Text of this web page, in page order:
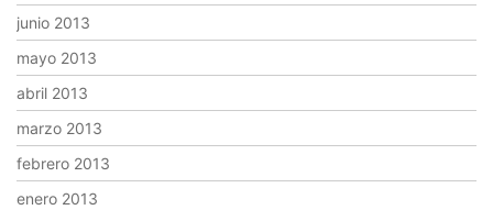
junio 2013
mayo 2013
abril 2013
marzo 2013
febrero 2013
enero 2013